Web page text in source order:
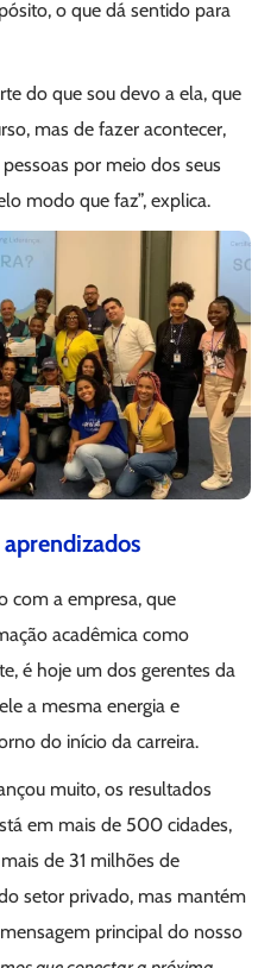
o que dá sentido para
do que sou devo a ela, que
mas de fazer acontecer,
por meio dos seus
modo que faz”, explica.
com a empresa, que
acadêmica como
é hoje um dos gerentes da
a mesma energia e
do início da carreira.
muito, os resultados
em mais de 500 cidades,
de 31 milhões de
setor privado, mas mantém
principal do nosso